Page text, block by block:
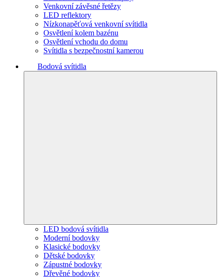
Venkovní závěsné řetězy
LED reflektory
Nízkonapěťová venkovní svítidla
Osvětlení kolem bazénu
Osvětlení vchodu do domu
Svítidla s bezpečnostní kamerou
Bodová svítidla
LED bodová svítidla
Moderní bodovky
Klasické bodovky
Dětské bodovky
Zápustné bodovky
Dřevěné bodovky